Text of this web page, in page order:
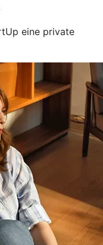
eine private